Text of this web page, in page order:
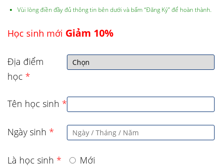
Vùi lòng điền đầy đủ thông tin bên dưới và bấm “Đăng Ký” để hoàn thành.
Học sinh mới Giảm 10%
Địa điểm
học *
Tên học sinh *
Ngày sinh *
Là học sinh * Mới